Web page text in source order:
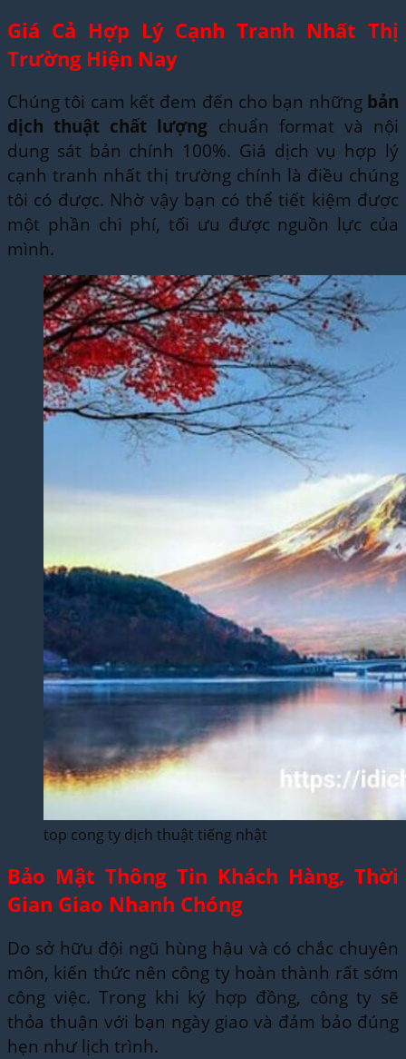
Giá Cả Hợp Lý Cạnh Tranh Nhất Thị
Trường Hiện Nay
Chúng tôi cam kết đem đến cho bạn những bản
dịch thuật chất lượng chuẩn format và nội
dung sát bản chính 100%. Giá dịch vụ hợp lý
cạnh tranh nhất thị trường chính là điều chúng
tôi có được. Nhờ vậy bạn có thể tiết kiệm được
một phần chi phí, tối ưu được nguồn lực của
mình.
top cong ty dịch thuật tiếng nhật
Bảo Mật Thông Tin Khách Hàng, Thời
Gian Giao Nhanh Chóng
Do sở hữu đội ngũ hùng hậu và có chắc chuyên
môn, kiến thức nên công ty hoàn thành rất sớm
công việc. Trong khi ký hợp đồng, công ty sẽ
thỏa thuận với bạn ngày giao và đảm bảo đúng
hẹn như lịch trình.